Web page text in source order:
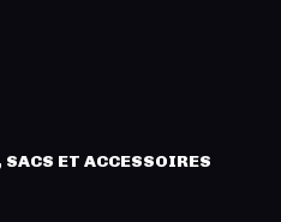
SACS ET ACCESSOIRES